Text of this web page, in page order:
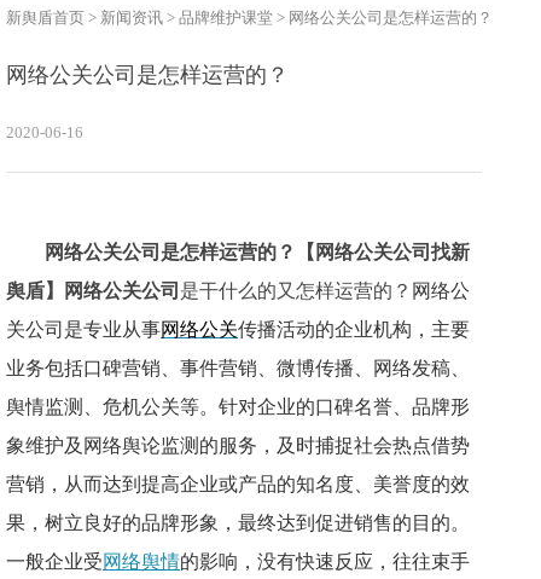
新舆盾首页 > 新闻资讯 > 品牌维护课堂 > 网络公关公司是怎样运营的？
网络公关公司是怎样运营的？
2020-06-16
网络公关公司是怎样运营的？
【网络公关公司找新
舆盾】
网络公关公司 是干什么的又怎样运营的？ 网络公
关公司是专业从事网络公关传播活动的企业机构，主要
业务包括口碑营销、事件营销、微博传播、网络发稿、
舆情监测、危机公关等。针对企业的口碑名誉、品牌形
象维护及网络舆论监测的服务， 及时捕捉社会热点借势
营销，从而达到提高企业或产品的知名度、美誉度的效
果，树立良好的品牌形象，最终达到促进销售的目的。
一般企业受网络舆情的影响，没有快速反应，往往束手